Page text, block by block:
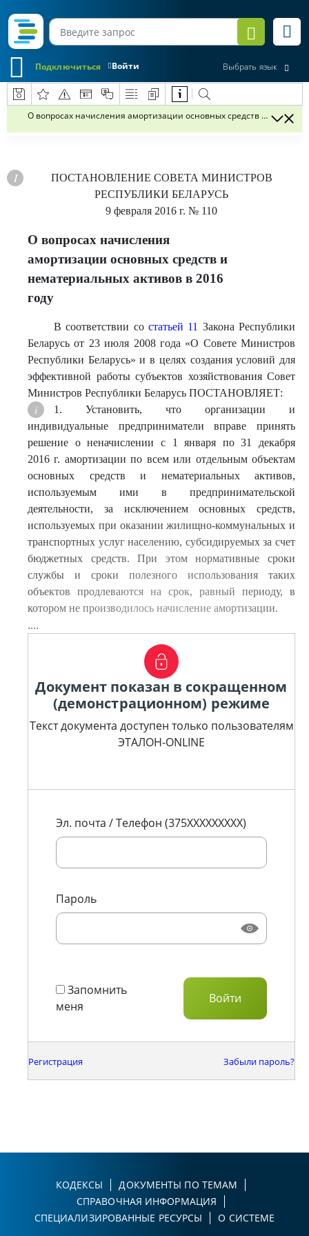
Войти
Подключиться Выбрать язык
О вопросах начисления амортизации основных средств и
ПОСТАНОВЛЕНИЕ СОВЕТА МИНИСТРОВ
РЕСПУБЛИКИ БЕЛАРУСЬ
9 февраля 2016 г. № 110
О вопросах начисления
амортизации основных средств и
нематериальных активов в 2016
году
В соответствии со статьей 11 Закона Республики
Беларусь от 23 июля 2008 года «О Совете Министров
Республики Беларусь» и в целях создания условий для
эффективной работы субъектов хозяйствования Совет
Министров Республики Беларусь ПОСТАНОВЛЯЕТ:
1. Установить, что организации и
индивидуальные предприниматели вправе принять
решение о неначислении с 1 января по 31 декабря
2016 г. амортизации по всем или отдельным объектам
основных средств и нематериальных активов,
используемым ими в предпринимательской
деятельности, за исключением основных средств,
используемых при оказании жилищно-коммунальных и
транспортных услуг населению, субсидируемых за счет
бюджетных средств. При этом нормативные сроки
службы и сроки полезного использования таких
объектов продлеваются на срок, равный периоду, в
котором не производилось начисление амортизации.
....
Документ показан в сокращенном
(демонстрационном) режиме
Текст документа доступен только пользователям
ЭТАЛОН-ONLINE
Эл. почта / Телефон (375XXXXXXXXX)
Пароль
Запомнить
меня
Регистрация Забыли пароль?
КОДЕКСЫ
ДОКУМЕНТЫ ПО ТЕМАМ
СПРАВОЧНАЯ ИНФОРМАЦИЯ
СПЕЦИАЛИЗИРОВАННЫЕ РЕСУРСЫ
О СИСТЕМЕ